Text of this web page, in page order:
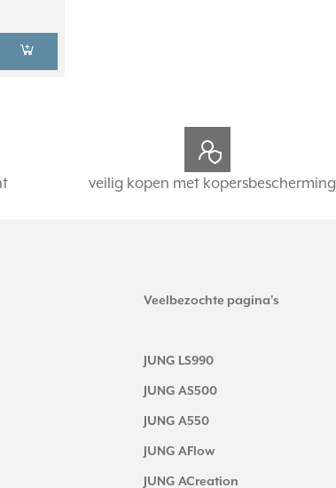
veilig kopen met kopersbescherming
Veelbezochte pagina's
JUNG LS990
JUNG AS500
JUNG A550
JUNG AFlow
JUNG ACreation